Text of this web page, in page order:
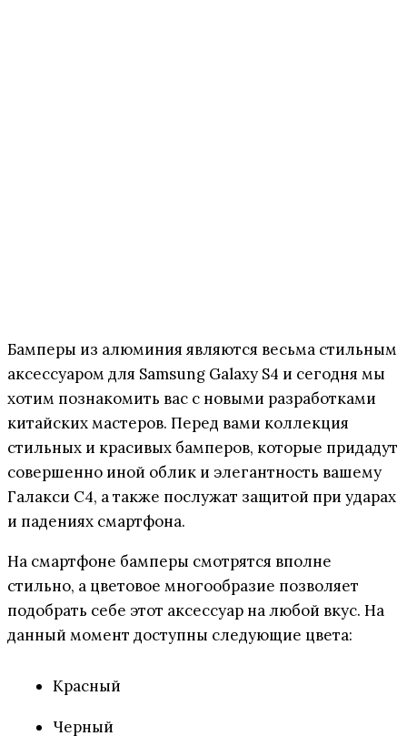
Бамперы из алюминия являются весьма стильным
аксессуаром для Samsung Galaxy S4 и сегодня мы
хотим познакомить вас с новыми разработками
китайских мастеров. Перед вами коллекция
стильных и красивых бамперов, которые придадут
совершенно иной облик и элегантность вашему
Галакси С4, а также послужат защитой при ударах
и падениях смартфона.
На смартфоне бамперы смотрятся вполне
стильно, а цветовое многообразие позволяет
подобрать себе этот аксессуар на любой вкус. На
данный момент доступны следующие цвета:
Красный
Черный